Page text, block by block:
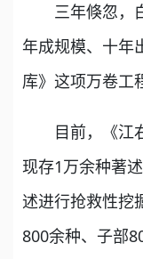
三年倏忽，白
年成规模、十年
库》这项万卷工
目前，《江右
现存1万余种著
述进行抢救性挖
800余种、子部